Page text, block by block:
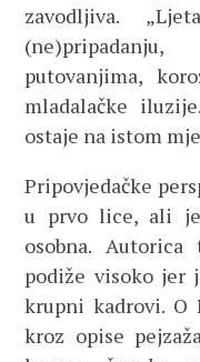
zavodljiva.
putovanjima,
mladalačke
ostaje na istom
Pripovjedačke
u prvo lice, ali
osobna.
podiže visoko jer
krupni kadrovi. O
kroz opise